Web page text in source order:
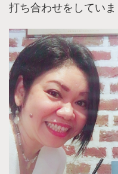
打ち合わせをしてい